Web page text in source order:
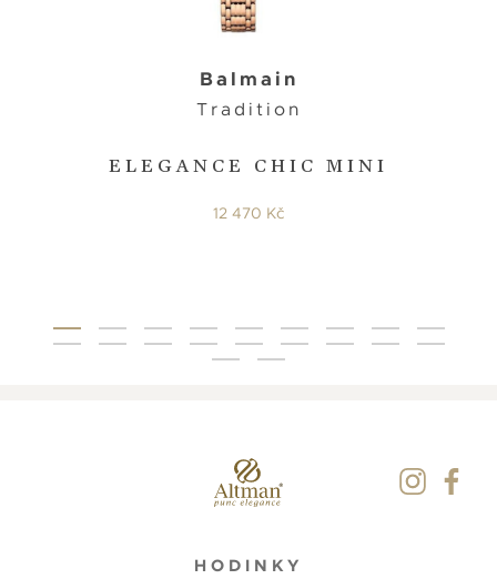
ELEGANCE CHIC MINI
Balmain
Tradition
12 470 Kč
HODINKY